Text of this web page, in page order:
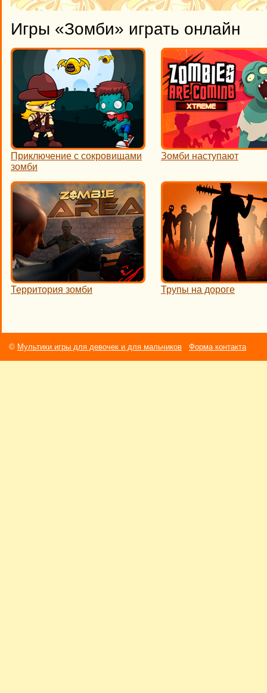
Игры «Зомби» играть онлайн
Приключение с сокровищами
зомби
Зомби наступают
Территория зомби Трупы на дороге
© Мультики игры для девочек и для мальчиков Форма контакта